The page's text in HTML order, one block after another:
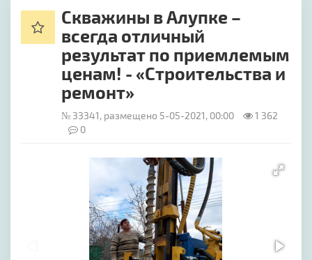
Скважины в Алупке –
всегда отличный
результат по приемлемым
ценам! - «Строительства и
ремонт»
№ 33341, размещено 5-05-2021, 00:00
1 362
0